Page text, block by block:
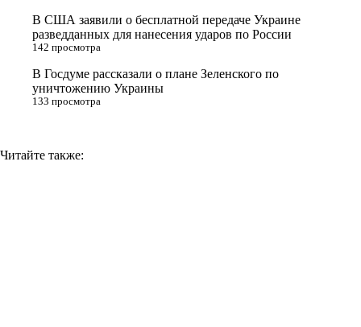
k
i
В США заявили о бесплатной передаче Украине
разведданных для нанесения ударов по России
142 просмотра
В Госдуме рассказали о плане Зеленского по
уничтожению Украины
133 просмотра
Читайте также: